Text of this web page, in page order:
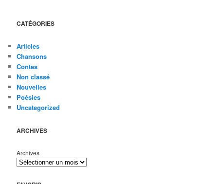
CATÉGORIES
Articles
Chansons
Contes
Non classé
Nouvelles
Poésies
Uncategorized
ARCHIVES
Archives